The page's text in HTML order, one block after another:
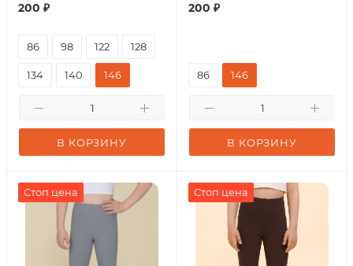
200 ₽
В КОРЗИНУ
86 98 122 128
134 140 146
200 ₽
В КОРЗИНУ
86 146
Стоп цена Стоп цена